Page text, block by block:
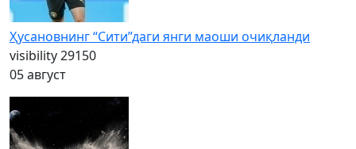
Ҳусановнинг “Сити”даги янги маоши очиқланди
visibility29150
05 август